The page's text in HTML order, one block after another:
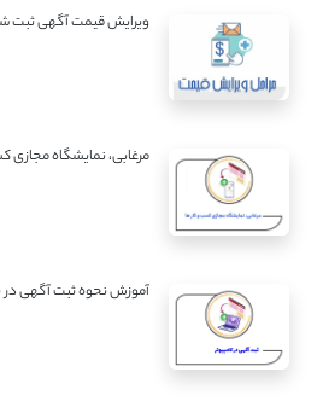
ویرایش قیمت آگهی ثبت
مرغابی، نمایشگاه مجازی
آموزش نحوه ثبت آگهی در